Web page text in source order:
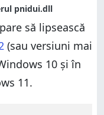
pare să lipsească
(sau versiuni mai
10 și în
11.